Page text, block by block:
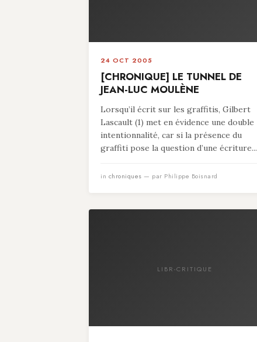
24 OCT 2005
[CHRONIQUE] LE TUNNEL DE
JEAN-LUC MOULÈNE
Lorsqu’il écrit sur les graffitis, Gilbert
Lascault (1) met en évidence une double
intentionnalité, car si la présence du
graffiti pose la question d’une écriture...
in chroniques — par Philippe Boisnard
LIBR-CRITIQUE